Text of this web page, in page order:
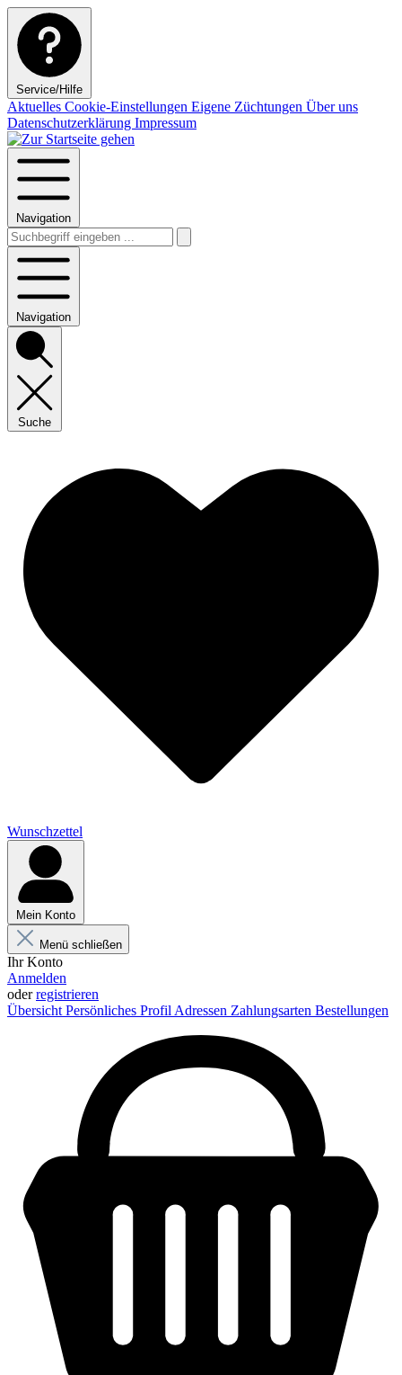
Service/Hilfe
Aktuelles Cookie-Einstellungen Eigene Züchtungen Über uns
Datenschutzerklärung Impressum
Navigation
Navigation
Suche
Wunschzettel
Mein Konto
Menü schließen
Ihr Konto
Anmelden
oderregistrieren
Übersicht Persönliches Profil Adressen Zahlungsarten Bestellungen